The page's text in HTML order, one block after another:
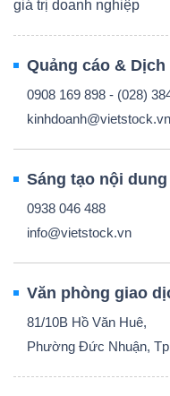
giá trị doanh nghiệp
Quảng cáo & Dịch
0908 169 898 - (028)
kinhdoanh@vietstock.vn
Sáng tạo nội dung
0938 046 488
info@vietstock.vn
Văn phòng giao
81/10B Hồ Văn Huê,
Phường Đức Nhuận,